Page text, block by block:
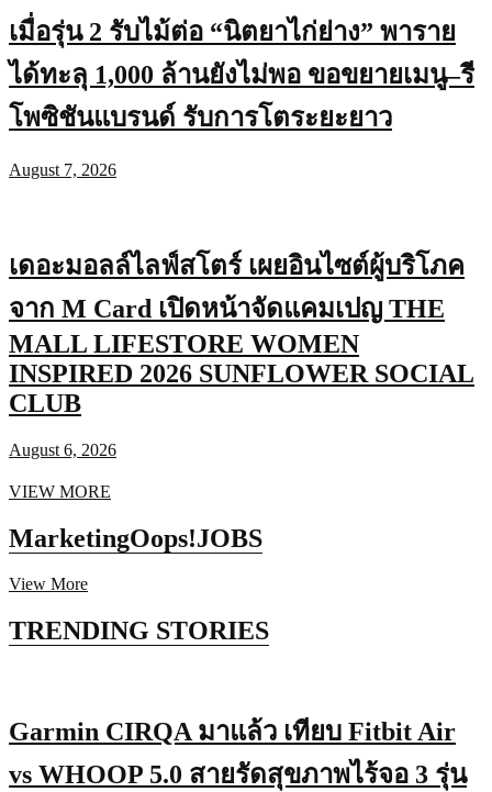
เมื่อรุ่น 2 รับไม้ต่อ “นิตยาไก่ย่าง” พาราย
ได้ทะลุ 1,000 ล้านยังไม่พอ ขอขยายเมนู–รี
โพซิชันแบรนด์ รับการโตระยะยาว
August 7, 2026
เดอะมอลล์ไลฟ์สโตร์ เผยอินไซต์ผู้บริโภค
จาก M Card เปิดหน้าจัดแคมเปญ THE
MALL LIFESTORE WOMEN
INSPIRED 2026 SUNFLOWER SOCIAL
CLUB
August 6, 2026
VIEW MORE
MarketingOops!JOBS
View More
TRENDING STORIES
Garmin CIRQA มาแล้ว เทียบ Fitbit Air
vs WHOOP 5.0 สายรัดสุขภาพไร้จอ 3 รุ่น